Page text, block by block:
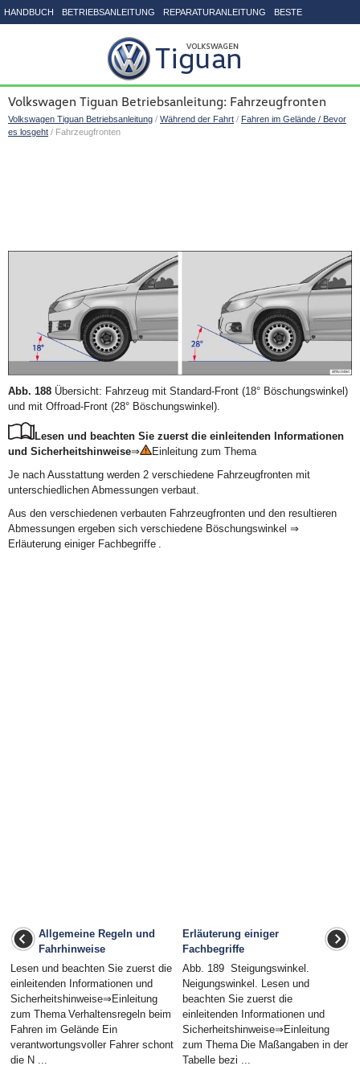
HANDBUCH BETRIEBSANLEITUNG REPARATURANLEITUNG BESTE
Volkswagen Tiguan Betriebsanleitung: Fahrzeugfronten
Volkswagen Tiguan Betriebsanleitung / Während der Fahrt / Fahren im Gelände / Bevor
es losgeht / Fahrzeugfronten
Abb. 188 Übersicht: Fahrzeug mit Standard-Front (18° Böschungswinkel)
und mit Offroad-Front (28° Böschungswinkel).
Lesen und beachten Sie zuerst die einleitenden Informationen
und Sicherheitshinweise⇒
Einleitung zum Thema
Je nach Ausstattung werden 2 verschiedene Fahrzeugfronten mit
unterschiedlichen Abmessungen verbaut.
Aus den verschiedenen verbauten Fahrzeugfronten und den resultieren
Abmessungen ergeben sich verschiedene Böschungswinkel ⇒
Erläuterung einiger Fachbegriffe .
Allgemeine Regeln und
Fahrhinweise
Lesen und beachten Sie zuerst die
einleitenden Informationen und
Sicherheitshinweise⇒Einleitung
zum Thema Verhaltensregeln beim
Fahren im Gelände Ein
verantwortungsvoller Fahrer schont
die N ...
Erläuterung einiger
Fachbegriffe
Abb. 189 Steigungswinkel.
Neigungswinkel. Lesen und
beachten Sie zuerst die
einleitenden Informationen und
Sicherheitshinweise⇒Einleitung
zum Thema Die Maßangaben in der
Tabelle bezi ...